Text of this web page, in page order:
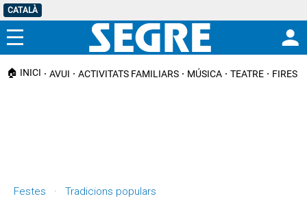
CATALÀ
Menú
🏠 INICI AVUI ACTIVITATS FAMILIARS MÚSICA TEATRE FIRES I
Festes · Tradicions populars